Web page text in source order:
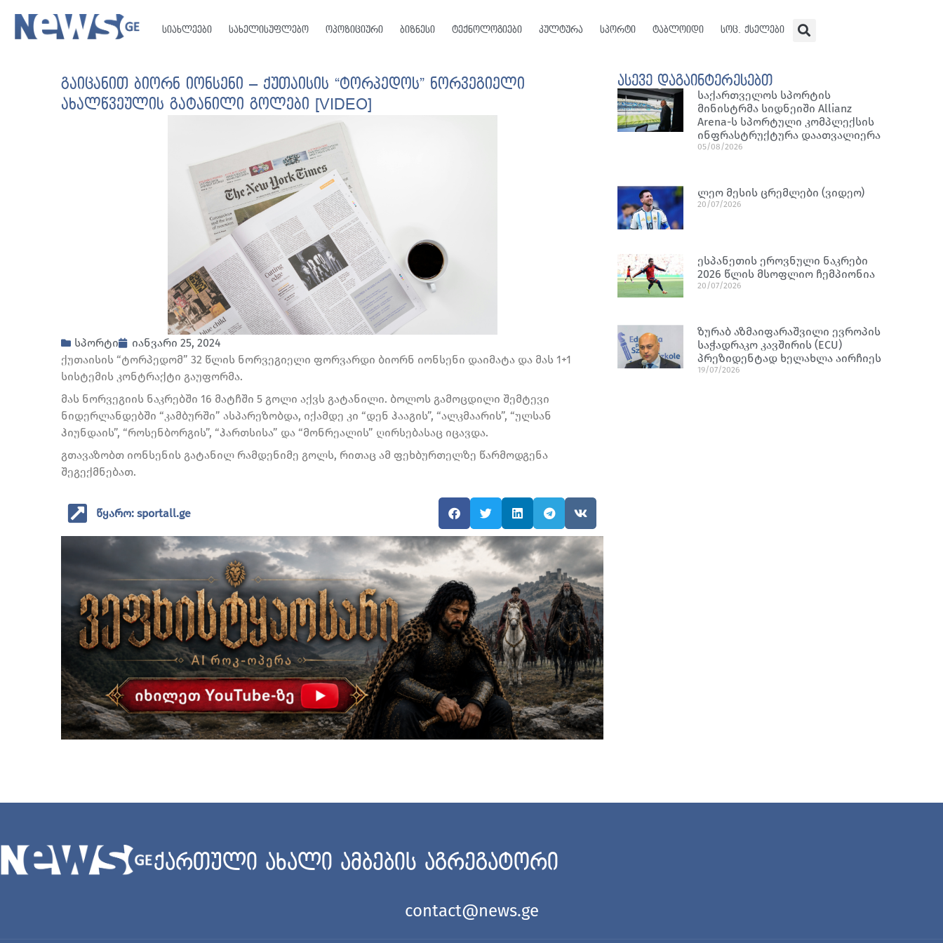
სიახლეები სახელისუფლებო ოპოზიციური ბიზნესი ტექნოლოგიები კულტურა სპორტი ტაბლოიდი სოც. ქსელები
გაიცანით ბიორნ იონსენი – ქუთაისის “ტორპედოს” ნორვეგიელი
ახალწვეულის გატანილი გოლები [VIDEO]
სპორტი
იანვარი 25, 2024
ქუთაისის “ტორპედომ” 32 წლის ნორვეგიელი ფორვარდი ბიორნ იონსენი დაიმატა და მას 1+1
სისტემის კონტრაქტი გაუფორმა.
მას ნორვეგიის ნაკრებში 16 მატჩში 5 გოლი აქვს გატანილი. ბოლოს გამოცდილი შემტევი
ნიდერლანდებში “კამბურში” ასპარეზობდა, იქამდე კი “დენ ჰააგის”, “ალკმაარის”, “ულსან
ჰიუნდაის”, “როსენბორგის”, “ჰართსისა” და “მონრეალის” ღირსებასაც იცავდა.
გთავაზობთ იონსენის გატანილ რამდენიმე გოლს, რითაც ამ ფეხბურთელზე წარმოდგენა
შეგექმნებათ.
წყარო: sportall.ge
ასევე დაგაინტერესებთ
საქართველოს სპორტის
მინისტრმა სიდნეიში Allianz
Arena-ს სპორტული კომპლექსის
ინფრასტრუქტურა დაათვალიერა
05/08/2026
ლეო მესის ცრემლები (ვიდეო)
20/07/2026
ესპანეთის ეროვნული ნაკრები
2026 წლის მსოფლიო ჩემპიონია
20/07/2026
ზურაბ აზმაიფარაშვილი ევროპის
საჭადრაკო კავშირის (ECU)
პრეზიდენტად ხელახლა აირჩიეს
19/07/2026
ქართული ახალი ამბების აგრეგატორი
contact@news.ge